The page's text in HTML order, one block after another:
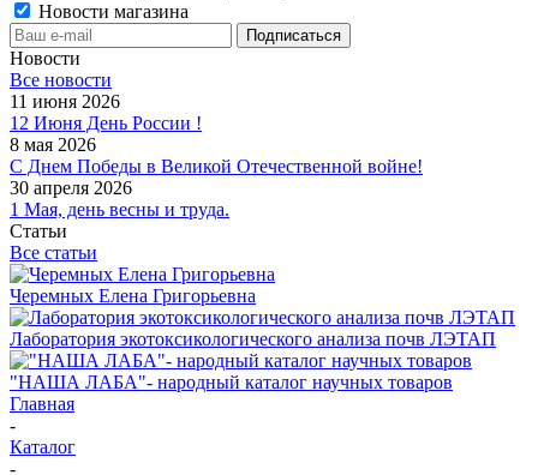
Новости магазина
Новости
Все новости
11 июня 2026
12 Июня День России !
8 мая 2026
С Днем Победы в Великой Отечественной войне!
30 апреля 2026
1 Мая, день весны и труда.
Статьи
Все статьи
Черемных Елена Григорьевна
Лаборатория экотоксикологического анализа почв ЛЭТАП
"НАША ЛАБА"- народный каталог научных товаров
Главная
-
Каталог
-